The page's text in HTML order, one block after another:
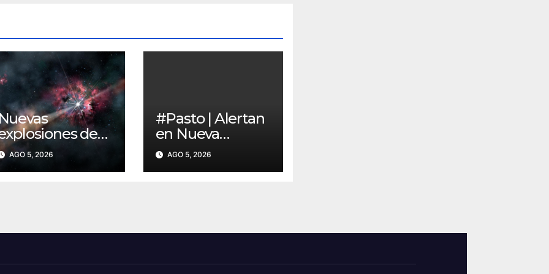
Nuevas
de
gamma
a
AGO 5, 2026
#Pasto | Alertan
en Nueva
Aranda por
presuntas
AGO 5, 2026